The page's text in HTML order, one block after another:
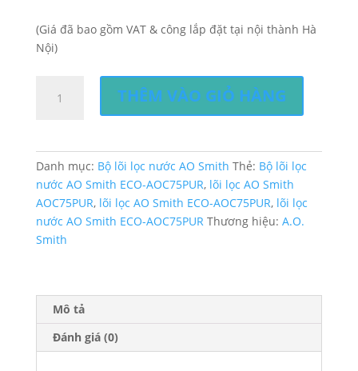
(Giá đã bao gồm VAT & công lắp đặt tại nội thành Hà
Nội)
Smith
AOC75PUR
THÊM VÀO GIỎ HÀNG
Danh mục: Bộ lõi lọc nước AO Smith Thẻ: Bộ lõi lọc
nước AO Smith ECO-AOC75PUR, lõi lọc AO Smith
AOC75PUR, lõi lọc AO Smith ECO-AOC75PUR, lõi lọc
nước AO Smith ECO-AOC75PUR Thương hiệu: A.O.
Smith
Mô tả
Đánh giá (0)